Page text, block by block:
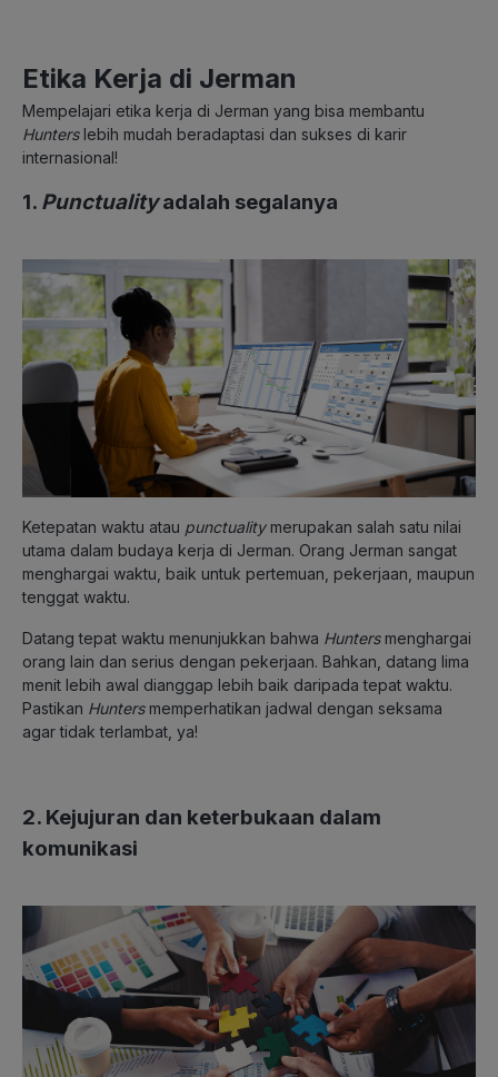
Etika Kerja di Jerman
Mempelajari etika kerja di Jerman yang bisa membantu
Hunterslebih mudah beradaptasi dan sukses di karir
internasional!
1. Punctualityadalah segalanya
Ketepatan waktu atau punctualitymerupakan salah satu nilai
utama dalam budaya kerja di Jerman. Orang Jerman sangat
menghargai waktu, baik untuk pertemuan, pekerjaan, maupun
tenggat waktu.
Datang tepat waktu menunjukkan bahwa Huntersmenghargai
orang lain dan serius dengan pekerjaan. Bahkan, datang lima
menit lebih awal dianggap lebih baik daripada tepat waktu.
Pastikan Hunters memperhatikan jadwal dengan seksama
agar tidak terlambat, ya!
2. Kejujuran dan keterbukaan dalam
komunikasi